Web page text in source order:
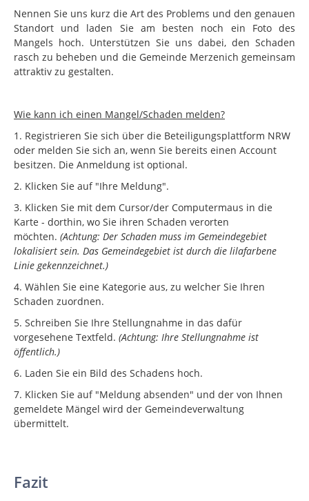
Nennen Sie uns kurz die Art des Problems und den genauen
Standort und laden Sie am besten noch ein Foto des
Mangels hoch. Unterstützen Sie uns dabei, den Schaden
rasch zu beheben und die Gemeinde Merzenich gemeinsam
attraktiv zu gestalten.
Wie kann ich einen Mangel/Schaden melden?
1. Registrieren Sie sich über die Beteiligungsplattform NRW
oder melden Sie sich an, wenn Sie bereits einen Account
besitzen. Die Anmeldung ist optional.
2. Klicken Sie auf "Ihre Meldung".
3. Klicken Sie mit dem Cursor/der Computermaus in die
Karte - dorthin, wo Sie ihren Schaden verorten
möchten. (Achtung: Der Schaden muss im Gemeindegebiet
lokalisiert sein. Das Gemeindegebiet ist durch die lilafarbene
Linie gekennzeichnet.)
4. Wählen Sie eine Kategorie aus, zu welcher Sie Ihren
Schaden zuordnen.
5. Schreiben Sie Ihre Stellungnahme in das dafür
vorgesehene Textfeld. (Achtung: Ihre Stellungnahme ist
öffentlich.)
6. Laden Sie ein Bild des Schadens hoch.
7. Klicken Sie auf "Meldung absenden" und der von Ihnen
gemeldete Mängel wird der Gemeindeverwaltung
übermittelt.
Fazit